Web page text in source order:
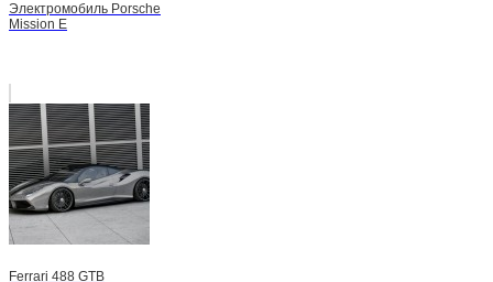
Электромобиль Porsche
Mission E
Ferrari 488 GTB